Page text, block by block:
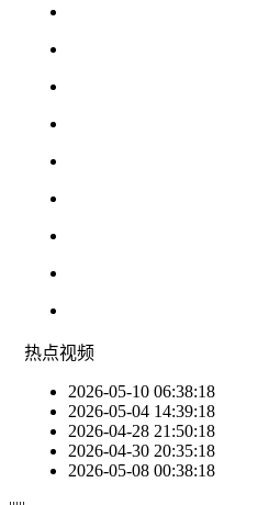
热点视频
2026-05-10 06:38:18
2026-05-04 14:39:18
2026-04-28 21:50:18
2026-04-30 20:35:18
2026-05-08 00:38:18